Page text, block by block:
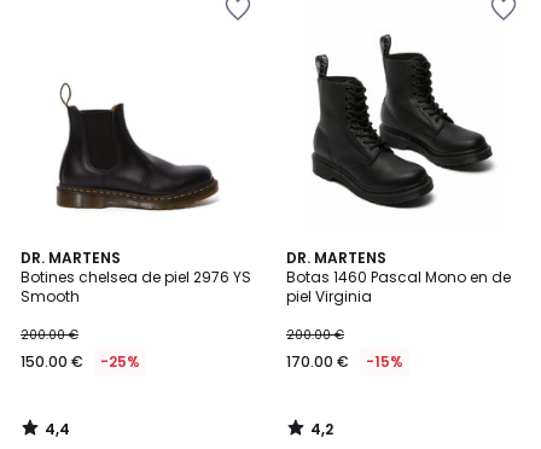
DR. MARTENS
Botines chelsea de piel 2976 YS
Smooth
200.00 €
150.00 € -25%
4,4
/ 5
4,4
/
DR. MARTENS
Botas 1460 Pascal Mono en de
piel Virginia
200.00 €
170.00 € -15%
4,2
/ 5
4,2
/